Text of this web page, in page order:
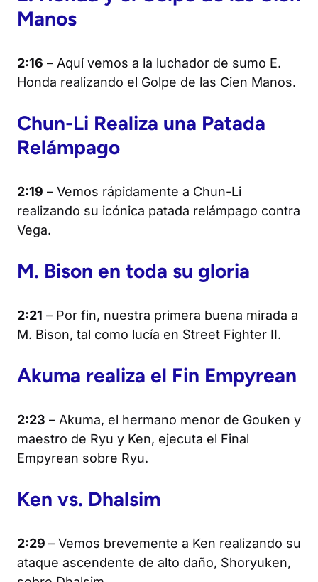
Manos
2:16 – Aquí vemos a la luchador de sumo E.
Honda realizando el Golpe de las Cien Manos.
Chun-Li Realiza una Patada
Relámpago
2:19 – Vemos rápidamente a Chun-Li
realizando su icónica patada relámpago contra
Vega.
M. Bison en toda su gloria
2:21 – Por fin, nuestra primera buena mirada a
M. Bison, tal como lucía en Street Fighter II.
Akuma realiza el Fin Empyrean
2:23 – Akuma, el hermano menor de Gouken y
maestro de Ryu y Ken, ejecuta el Final
Empyrean sobre Ryu.
Ken vs. Dhalsim
2:29 – Vemos brevemente a Ken realizando su
ataque ascendente de alto daño, Shoryuken,